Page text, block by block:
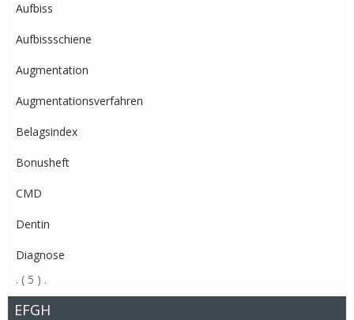
Aufbiss
Aufbissschiene
Augmentation
Augmentationsverfahren
Belagsindex
Bonusheft
CMD
Dentin
Diagnose
. ( 5 ) .
EFGH